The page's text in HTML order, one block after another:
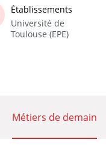
Établissements
Université de
Toulouse (EPE)
Métiers de demain